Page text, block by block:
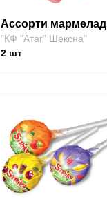
Ассорти мармелад
"КФ "Атаг" Шексна"
2шт